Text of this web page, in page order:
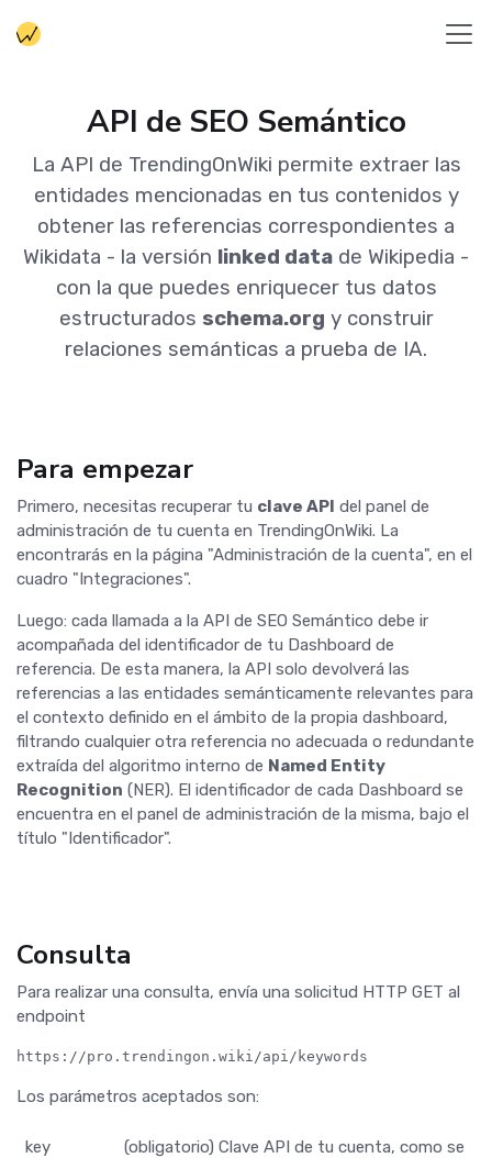
API de SEO Semántico
La API de TrendingOnWiki permite extraer las
entidades mencionadas en tus contenidos y
obtener las referencias correspondientes a
Wikidata - la versión linked data de Wikipedia -
con la que puedes enriquecer tus datos
estructurados schema.org y construir
relaciones semánticas a prueba de IA.
Para empezar
Primero, necesitas recuperar tu clave API del panel de
administración de tu cuenta en TrendingOnWiki. La
encontrarás en la página "Administración de la cuenta", en el
cuadro "Integraciones".
Luego: cada llamada a la API de SEO Semántico debe ir
acompañada del identificador de tu Dashboard de
referencia. De esta manera, la API solo devolverá las
referencias a las entidades semánticamente relevantes para
el contexto definido en el ámbito de la propia dashboard,
filtrando cualquier otra referencia no adecuada o redundante
extraída del algoritmo interno de Named Entity
Recognition (NER). El identificador de cada Dashboard se
encuentra en el panel de administración de la misma, bajo el
título "Identificador".
Consulta
Para realizar una consulta, envía una solicitud HTTP GET al
endpoint
https://pro.trendingon.wiki/api/keywords
Los parámetros aceptados son:
key
(obligatorio) Clave API de tu cuenta, como se